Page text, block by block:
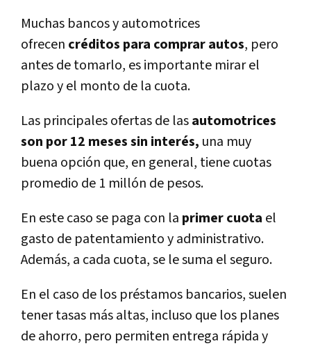
Muchas bancos y automotrices
ofrecen créditos para comprar autos, pero
antes de tomarlo, es importante mirar el
plazo y el monto de la cuota.
Las principales ofertas de lasautomotrices
son por 12 meses sin interés, una muy
buena opción que, en general, tiene cuotas
promedio de 1 millón de pesos.
En este caso se paga con la primer cuota el
gasto de patentamiento y administrativo.
Además, a cada cuota, se le suma el seguro.
En el caso de los préstamos bancarios, suelen
tener tasas más altas, incluso que los planes
de ahorro, pero permiten entrega rápida y